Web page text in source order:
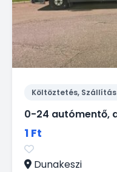
Költöztetés, Szállítás
1 Ft
Dunakeszi